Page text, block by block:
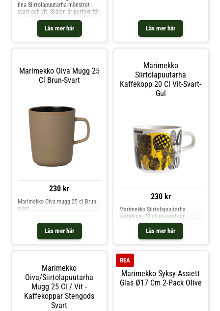
Läs mer här
fina Siirtolapuutarha-mönstret i
svart och vit. Skålen är perfekt för
diskmaskin, ugn, mikrovågsugn
och frys. Shoppa Serveringsskålar
och mer Skålar & Uppläggningsfat
Läs mer här
Marimekko Oiva Mugg 25
Cl Brun-Svart
230 kr
Läs mer här
Marimekko Oiva mugg 25 cl Brun-
svart
Marimekko
Siirtolapuutarha
Kaffekopp 20 Cl Vit-Svart-
Gul
230 kr
Läs mer här
Marimekko Siirtolapuutarha
kaffekopp 20 cl vit-svart-gul
Marimekko
Oiva/siirtolapuutarha
Mugg 25 Cl / Vit -
Kaffekoppar Stengods
Svart
Marimekko Syksy Assiett
Glas Ø17 Cm 2-Pack Olive
REA